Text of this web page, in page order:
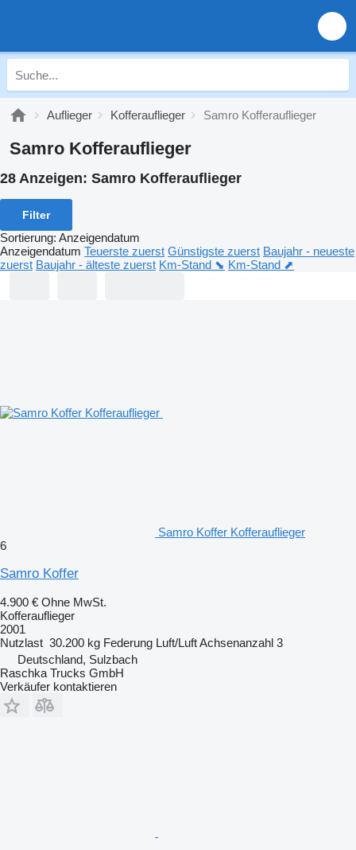
Auflieger Kofferauflieger Samro Kofferauflieger
Samro Kofferauflieger
28 Anzeigen: Samro Kofferauflieger
Filter
Sortierung: Anzeigendatum
Anzeigendatum Teuerste zuerst Günstigste zuerst Baujahr - neueste
zuerst Baujahr - älteste zuerst Km-Stand ⬊ Km-Stand ⬈
Samro Koffer Kofferauflieger
6
Samro Koffer
4.900 € Ohne MwSt.
Kofferauflieger
2001
Nutzlast 30.200 kg Federung Luft/LuftAchsenanzahl 3
Deutschland, Sulzbach
Raschka Trucks GmbH
Verkäufer kontaktieren